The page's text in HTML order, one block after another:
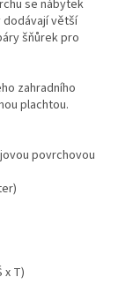
se nábytek
dodávají větší
šňůrek pro
zahradního
plachtou.
povrchovou
x T)